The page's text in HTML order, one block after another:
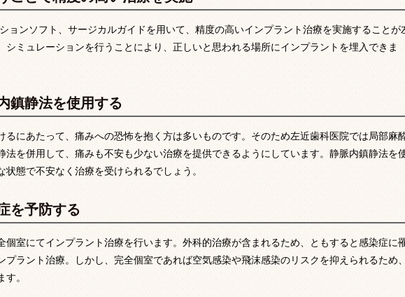
ョンソフト、サージカルガイドを用いて、精度の高いインプラント治療を実施することが
シミュレーションを行うことにより、正しいと思われる場所にインプラントを埋入できま
鎮静法を使用する
るにあたって、痛みへの恐怖を抱く方は多いものです。そのため左近歯科医院では局部麻
法を併用して、痛みも不安も少ない治療を提供できるようにしています。静脈内鎮静法を
状態で不安なく治療を受けられるでしょう。
を予防する
個室にてインプラント治療を行います。外科的治療が含まれるため、ともすると感染症に
プラント治療。しかし、完全個室であれば空気感染や飛沫感染のリスクを抑えられるため
。